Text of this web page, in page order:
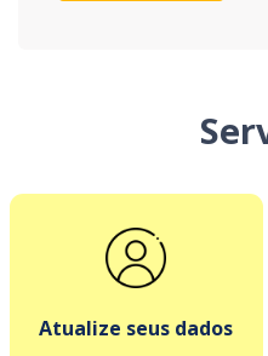
Atualize seus dados